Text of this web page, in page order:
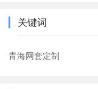
关键词
青海网套定制